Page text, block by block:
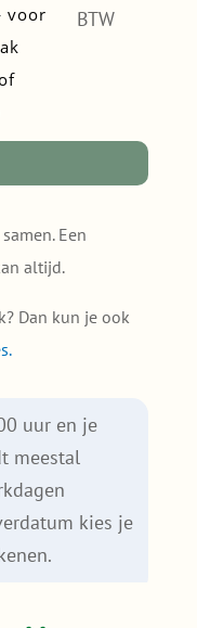
BTW
Een
altijd.
Dan kun je ook
uur en je
meestal
kies je